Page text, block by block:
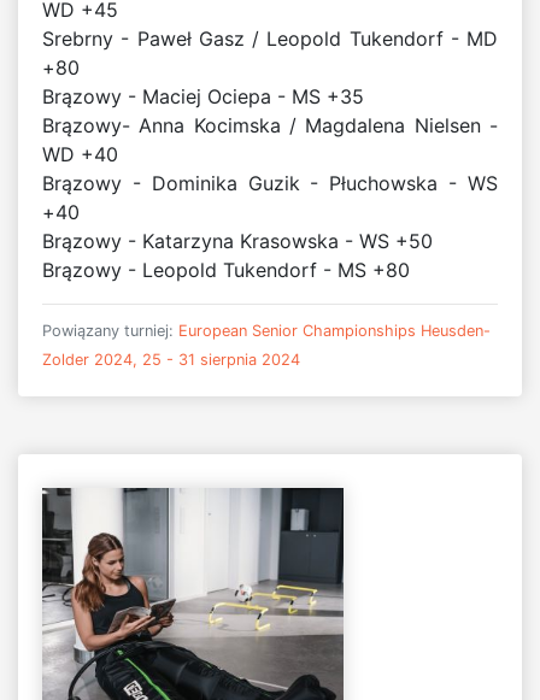
WD +45
Srebrny - Paweł Gasz / Leopold Tukendorf - MD
+80
Brązowy - Maciej Ociepa - MS +35
Brązowy- Anna Kocimska / Magdalena Nielsen -
WD +40
Brązowy - Dominika Guzik - Płuchowska - WS
+40
Brązowy - Katarzyna Krasowska - WS +50
Brązowy - Leopold Tukendorf - MS +80
Powiązany turniej: European Senior Championships Heusden-
Zolder 2024, 25 - 31 sierpnia 2024